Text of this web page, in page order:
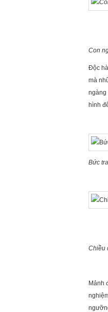
Con
Độc
mà
ngàng
hình
Bức
Chiều
Mảnh